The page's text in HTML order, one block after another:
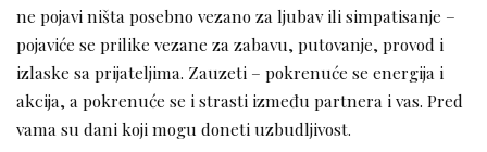
ne pojavi ništa posebno vezano za ljubav ili simpatisanje –
pojaviće se prilike vezane za zabavu, putovanje, provod i
izlaske sa prijateljima. Zauzeti – pokrenuće se energija i
akcija, a pokrenuće se i strasti između partnera i vas. Pred
vama su dani koji mogu doneti uzbudljivost.